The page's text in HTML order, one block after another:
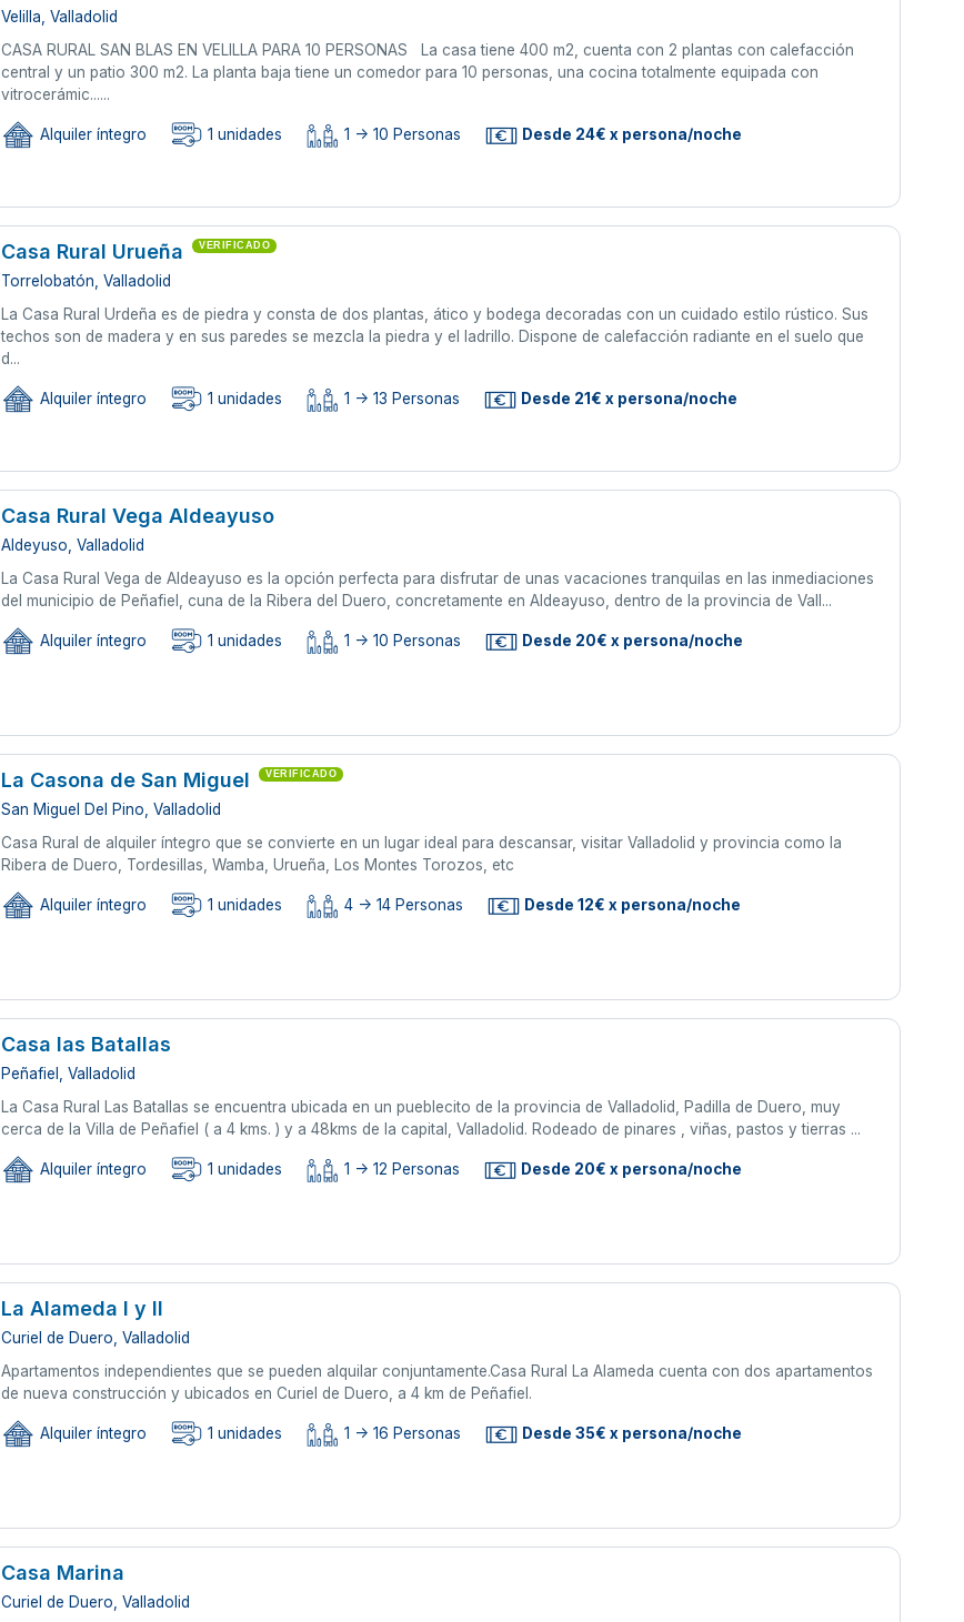
Velilla, Valladolid
CASA RURAL SAN BLAS EN VELILLA PARA 10 PERSONAS La casa tiene 400 m2, cuenta con 2 plantas con calefacción
central y un patio 300 m2. La planta baja tiene un comedor para 10 personas, una cocina totalmente equipada con
vitrocerámic......
Alquiler íntegro 1 unidades 1 -> 10 Personas Desde 24€ x persona/noche
Casa Rural Urueña VERIFICADO
Torrelobatón, Valladolid
La Casa Rural Urdeña es de piedra y consta de dos plantas, ático y bodega decoradas con un cuidado estilo rústico. Sus
techos son de madera y en sus paredes se mezcla la piedra y el ladrillo. Dispone de calefacción radiante en el suelo que
d...
Alquiler íntegro 1 unidades 1 -> 13 Personas Desde 21€ x persona/noche
Casa Rural Vega Aldeayuso
Aldeyuso, Valladolid
La Casa Rural Vega de Aldeayuso es la opción perfecta para disfrutar de unas vacaciones tranquilas en las inmediaciones
del municipio de Peñafiel, cuna de la Ribera del Duero, concretamente en Aldeayuso, dentro de la provincia de Vall...
Alquiler íntegro 1 unidades 1 -> 10 Personas Desde 20€ x persona/noche
La Casona de San Miguel VERIFICADO
San Miguel Del Pino, Valladolid
Casa Rural de alquiler íntegro que se convierte en un lugar ideal para descansar, visitar Valladolid y provincia como la
Ribera de Duero, Tordesillas, Wamba, Urueña, Los Montes Torozos, etc
Alquiler íntegro 1 unidades 4 -> 14 Personas Desde 12€ x persona/noche
Casa las Batallas
Peñafiel, Valladolid
La Casa Rural Las Batallas se encuentra ubicada en un pueblecito de la provincia de Valladolid, Padilla de Duero, muy
cerca de la Villa de Peñafiel ( a 4 kms. ) y a 48kms de la capital, Valladolid. Rodeado de pinares , viñas, pastos y tierras ...
Alquiler íntegro 1 unidades 1 -> 12 Personas Desde 20€ x persona/noche
La Alameda I y II
Curiel de Duero, Valladolid
Apartamentos independientes que se pueden alquilar conjuntamente.Casa Rural La Alameda cuenta con dos apartamentos
de nueva construcción y ubicados en Curiel de Duero, a 4 km de Peñafiel.
Alquiler íntegro 1 unidades 1 -> 16 Personas Desde 35€ x persona/noche
Casa Marina
Curiel de Duero, Valladolid